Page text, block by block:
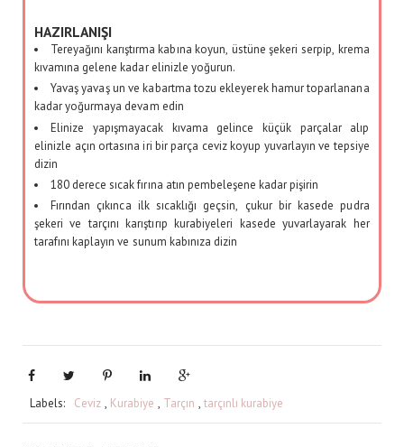
HAZIRLANIŞI
Tereyağını karıştırma kabına koyun, üstüne şekeri serpip, krema
kıvamına gelene kadar elinizle yoğurun.
Yavaş yavaş un ve kabartma tozu ekleyerek hamur toparlanana
kadar yoğurmaya devam edin
Elinize yapışmayacak kıvama gelince küçük parçalar alıp
elinizle açın ortasına iri bir parça ceviz koyup yuvarlayın ve tepsiye
dizin
180 derece sıcak fırına atın pembeleşene kadar pişirin
Fırından çıkınca ilk sıcaklığı geçsin, çukur bir kasede pudra
şekeri ve tarçını karıştırıp kurabiyeleri kasede yuvarlayarak her
tarafını kaplayın ve sunum kabınıza dizin
Labels: Ceviz , Kurabiye , Tarçın , tarçınlı kurabiye